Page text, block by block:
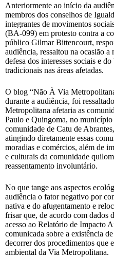
Anteriormente ao início da
membros dos conselhos de
integrantes de movimentos
(BA-099) em protesto contra a
público Gilmar Bittencourt,
audiência, ressaltou na ocasião
defesa dos interesses sociais e
tradicionais nas áreas afetadas.
O blog “Não À Via
durante a audiência, foi
Metropolitana afetaria as
Paulo e Quingoma, no município
comunidade de Catu de
atingindo diretamente essas
moradias e comércios, além de
e culturais da comunidade
reassentamento involuntário.
No que tange aos aspectos
audiência o fator negativo por
nativa e do afugentamento e
frisar que, de acordo com dados
acesso ao Relatório de Impacto
comunicada sobre a existência
decorrer dos procedimentos que
ambiental da Via Metropolitana.